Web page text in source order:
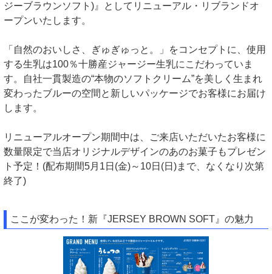
ジーブラウンソフト)』としてリニューアル・リブランドオ
ープンいたします。
「自然のおいしさ、ぎゅぎゅっと。」をコンセプトに、使用
する生乳は100％十勝産ジャージー生乳にこだわっていま
す。自社一貫製造の“本物のソフトクリーム”を美しく生まれ
変わったブルーの空間と新しいパッケージでお客様にお届け
します。
リニューアルオープン期間中は、ご来店いただいたお客様に
数量限定で当店オリジナルデザインのあのお菓子もプレゼン
ト予定！(配布期間5月1日(金)～10日(日)まで、なくなり次第
終了)
ここが変わった！新『JERSEY BROWN SOFT』の魅力